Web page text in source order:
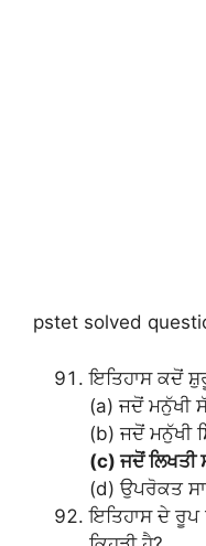
pstet solved
ਇਤਿਹਾਸ ਕਦੋਂ
(a) ਜਦੋਂ ਮਨੁੱਖੀ
(b) ਜਦੋਂ ਮਨੁੱਖੀ
(c) ਜਦੋਂ
(d) ਉਪਰੋਕਤ
ਇਤਿਹਾਸ ਦੇ ਰੂਪ